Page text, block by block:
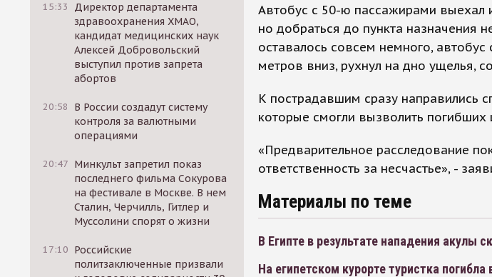
15:33
Директор департамента
здравоохранения ХМАО,
кандидат медицинских наук
Алексей Добровольский
выступил против запрета
абортов
20:58
В России создадут систему
контроля за валютными
операциями
20:47 Минкульт запретил показ
последнего фильма Сокурова
на фестивале в Москве. В нем
Сталин, Черчилль, Гитлер и
Муссолини спорят о жизни
17:10 Российские
политзаключенные призвали
Автобус с 50-ю пассажирами выехал
но добраться до пункта назначения
оставалось совсем немного, автобус
метров вниз, рухнул на дно ущелья,
К пострадавшим сразу направились
которые смогли вызволить
«Предварительное расследование
ответственность за несчастье», -
Материалы по теме
В Египте в результате нападения акулы
На египетском курорте туристка